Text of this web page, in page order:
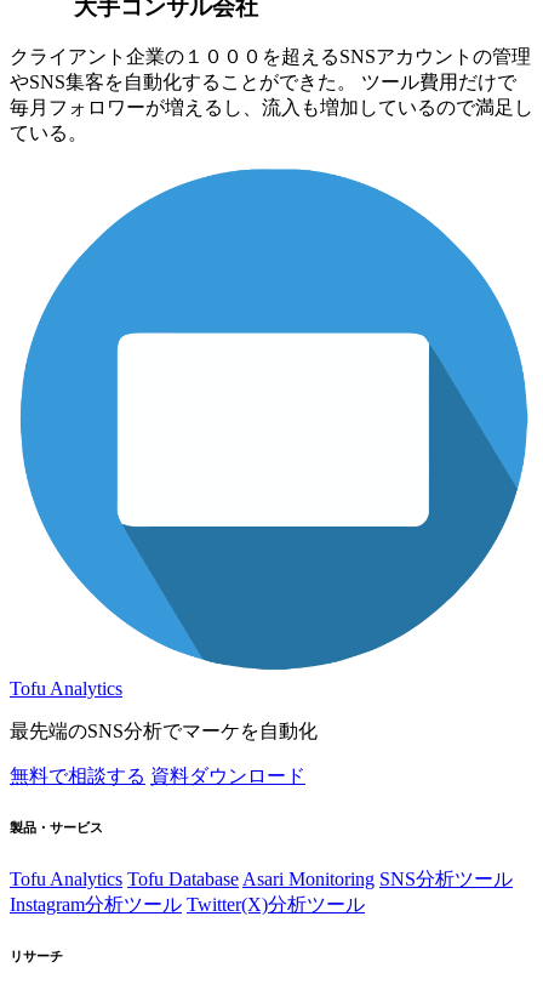
大手コンサル会社
クライアント企業の１０００を超えるSNSアカウントの管理
やSNS集客を自動化することができた。 ツール費用だけで
毎月フォロワーが増えるし、流入も増加しているので満足し
ている。
Tofu Analytics
最先端のSNS分析でマーケを自動化
無料で相談する 資料ダウンロード
製品・サービス
Tofu Analytics Tofu DatabaseAsari Monitoring SNS分析ツール
Instagram分析ツール Twitter(X)分析ツール
リサーチ